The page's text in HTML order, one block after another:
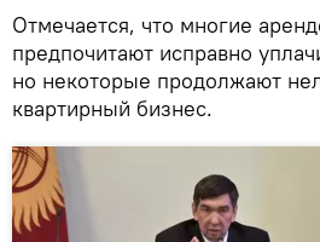
Отмечается, что многие
предпочитают исправно
но некоторые продолжают
квартирный бизнес.